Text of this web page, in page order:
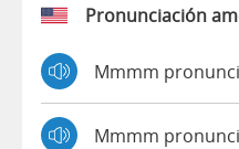
Pronunciación
Mmmm
Mmmm